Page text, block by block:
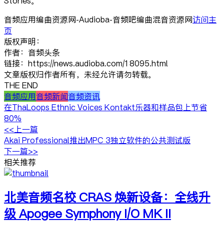
音频应用编曲资源网-Audioba-音频吧编曲混音资源网访问主
页
版权声明：
作者：音频头条
链接：https://news.audioba.com/18095.html
文章版权归作者所有，未经允许请勿转载。
THE END
音频应用音频新闻音频资讯
在ThaLoops Ethnic Voices Kontakt乐器和样品包上节省
80%
<<上一篇
Akai Professional推出MPC 3独立软件的公共测试版
下一篇>>
相关推荐
北美音频名校 CRAS 焕新设备：全线升
级 Apogee Symphony I/O MK II